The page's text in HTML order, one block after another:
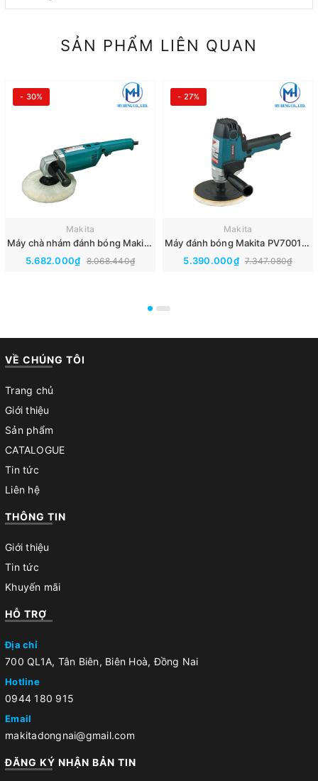
SẢN PHẨM LIÊN QUAN
- 30%
Makita
Máy chà nhám đánh bóng Makita 9207SPB(180MM)
5.682.000₫ 8.068.440₫
- 27%
Makita
Máy đánh bóng Makita PV7001C(180MM)
5.390.000₫ 7.347.080₫
VỀ CHÚNG TÔI
Trang chủ
Giới thiệu
Sản phẩm
CATALOGUE
Tin tức
Liên hệ
THÔNG TIN
Giới thiệu
Tin tức
Khuyến mãi
HỖ TRỢ
Địa chỉ
700 QL1A, Tân Biên, Biên Hoà, Đồng Nai
Hotline
0944 180 915
Email
makitadongnai@gmail.com
ĐĂNG KÝ NHẬN BẢN TIN